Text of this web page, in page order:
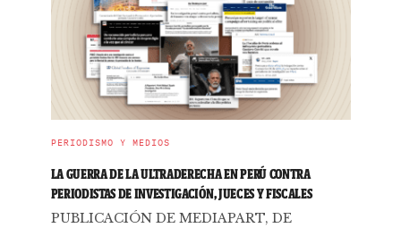
PERIODISMO Y MEDIOS
LA GUERRA DE LA ULTRADERECHA EN PERÚ CONTRA
PERIODISTAS DE INVESTIGACIÓN, JUECES Y FISCALES
PUBLICACIÓN DE MEDIAPART, DE